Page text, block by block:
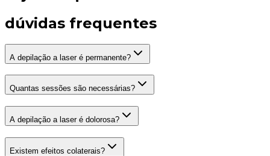
dúvidas frequentes
A depilação a laser é permanente?
Quantas sessões são necessárias?
A depilação a laser é dolorosa?
Existem efeitos colaterais?